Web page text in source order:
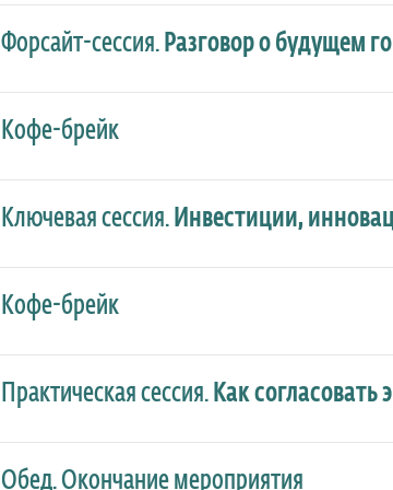
Форсайт-сессия. Разговор о будущем
Кофе-брейк
Ключевая сессия. Инвестиции,
Кофе-брейк
Практическая сессия. Как
Обед. Окончание мероприятия